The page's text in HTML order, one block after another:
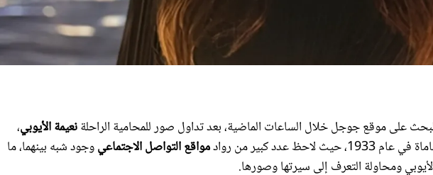
على موقع جوجل خلال الساعات الماضية، بعد تداول صور للمحامية الراحلةنعيمة الأيوبي،
عدد كبير من رواد
مواقع التواصل الاجتماعيوجود شبه بينهما، ما
ومحاولة التعرف إلى سيرتها وصورها.